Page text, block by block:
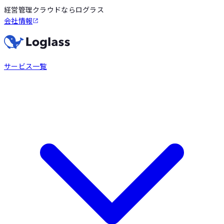
経営管理クラウドならログラス
会社情報
サービス一覧